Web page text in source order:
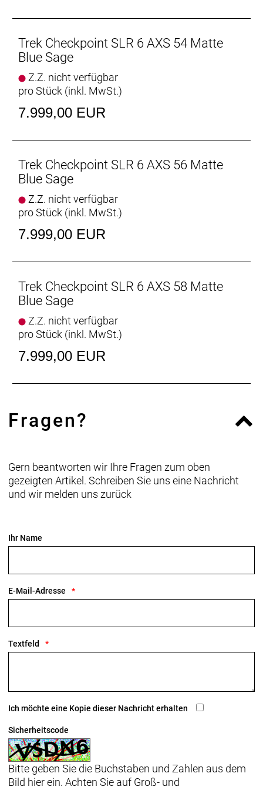
- Der drahtlose, elektronische SRAM Rival AXS-
Antrieb schont deinen Geldbeutel und lässt sich
über die AXS-App an deine individuellen
Schaltbedürfnisse anpassen.
- Der IsoSpeed-Entkoppler schluckt ermüdende
Unebenheiten und verhindert einen hüpfenden
Hinterbau.
Bedingungen Reifen mit bis zu 45C fahren
- Ein schlankes, im Rahmen integriertes Staufach
ermöglicht die Unterbringung von Werkzeug und
Ausrüstung.
- Die integrierten Aufnahmepunkte für eine
Rahmentasche und für Schutzbleche erleichtern
den Transport von zusätzlicher Ausrüstung und
Neue progressive Geometrie
Dynamisches, agiles Handling, das auch auf
holprigen Abfahrten durch hohe Stabilität und
Kontrolle überzeugt.
Reifenfreiheit
Dank großer Reifenfreiheit kannst du dickere Reifen
Jede Menge Befestigungsmöglichkeiten
Die integrierten Aufnahmepunkte für eine
Trinkflaschen.
Elegant integriertes Staufach
und verhindert einen „hüpfenden“ Hinterbau.
das Beste aus jeder Ausfahrt herausholen. Der
dein Training perfekt auf deine Ziele abstimmen
kannst.
Geschlecht: Uni
Rahmen: 700 Series OCLV Carbon, IsoSpeed,
Unterrohrstaufach, interne Zugführung, Ride Tuned-
Sitzturm, Kettenführung, T47-Innenlager,
Trek Checkpoint SLR 6 AXS 54 Matte
Blue Sage
Z.Z. nicht verfügbar
pro Stück (inkl. MwSt.)
7.999,00 EUR
Trek Checkpoint SLR 6 AXS 56 Matte
Blue Sage
Z.Z. nicht verfügbar
pro Stück (inkl. MwSt.)
7.999,00 EUR
Trek Checkpoint SLR 6 AXS 58 Matte
Blue Sage
Z.Z. nicht verfügbar
pro Stück (inkl. MwSt.)
7.999,00 EUR
Fragen?
Gern beantworten wir Ihre Fragen zum oben
gezeigten Artikel. Schreiben Sie uns eine Nachricht
und wir melden uns zurück
Ihr Name
E-Mail-Adresse
Textfeld
Ich möchte eine Kopie dieser Nachricht erhalten
Sicherheitscode
Bitte geben Sie die Buchstaben und Zahlen aus dem
Bild hier ein. Achten Sie auf Groß- und